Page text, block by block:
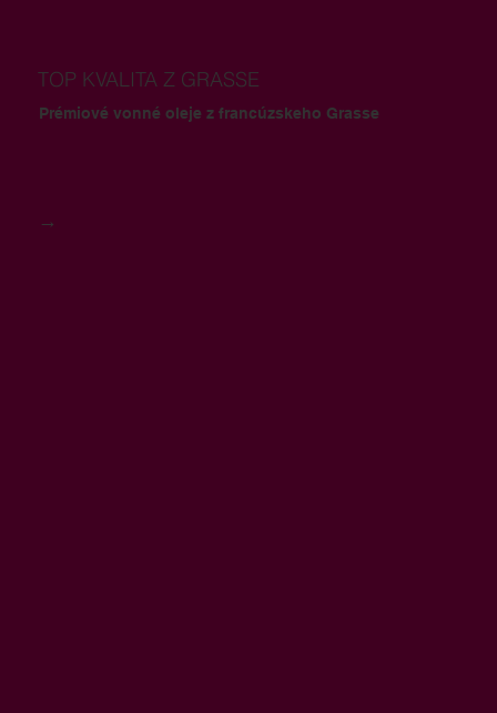
TOP KVALITA Z GRASSE
Prémiové vonné oleje z francúzskeho Grasse
→